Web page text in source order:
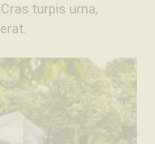
turpis urna,